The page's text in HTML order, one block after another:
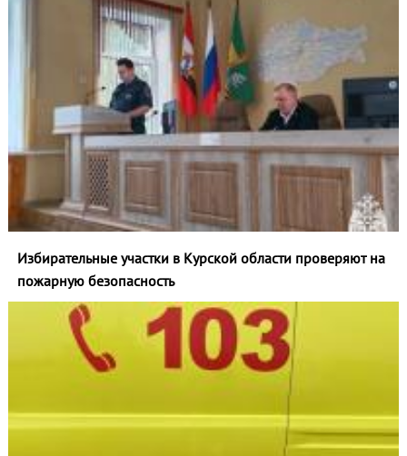
Избирательные участки в Курской области проверяют на
пожарную безопасность